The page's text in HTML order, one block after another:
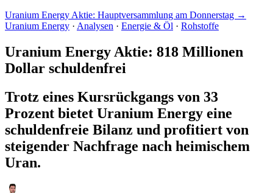
Uranium Energy Aktie: Hauptversammlung am Donnerstag →
Uranium Energy · Analysen · Energie & Öl · Rohstoffe
Uranium Energy Aktie: 818 Millionen
Dollar schuldenfrei
Trotz eines Kursrückgangs von 33
Prozent bietet Uranium Energy eine
schuldenfreie Bilanz und profitiert von
steigender Nachfrage nach heimischem
Uran.